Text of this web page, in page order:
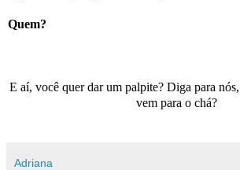
Quem?
E aí, você quer dar um palpite? Diga para
vem para o chá?
Adriana